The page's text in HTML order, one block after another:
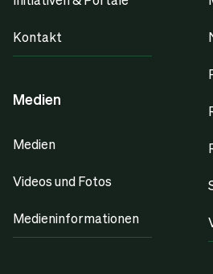
Kontakt
Medien
Medien
Videos und Fotos
Medieninformationen